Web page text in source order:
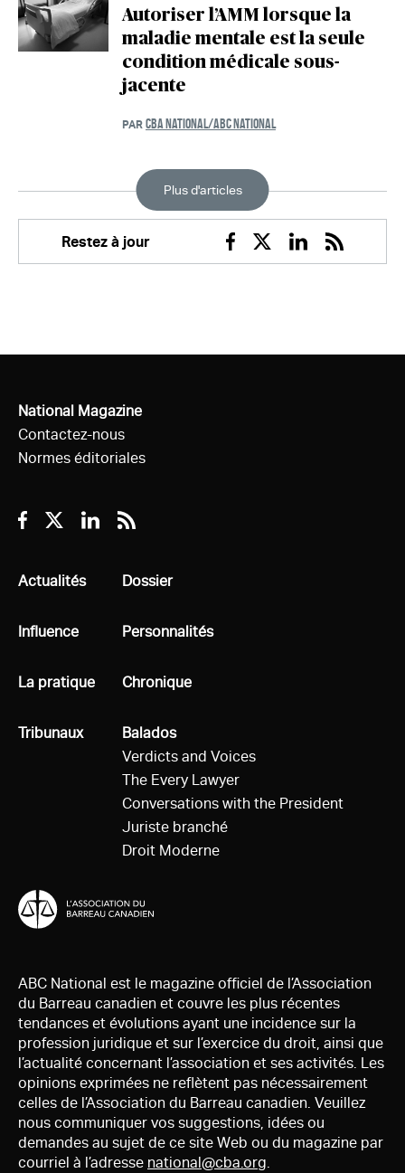
Autoriser l’AMM lorsque la
maladie mentale est la seule
condition médicale sous-
jacente
PAR CBA NATIONAL/ABC NATIONAL
Plus d'articles
Restez à jour
Facebook
TwitterLinkedin
RSS
National Magazine
Contactez-nous
Normes éditoriales
Facebook
TwitterLinkedin
RSS
Tous
Actualités
Tous
Influence
Tous
La pratique
Tous
Tribunaux
Tous
Dossier
Tous
Personnalités
Tous
Chronique
Tous
Balados
Verdicts and Voices
The Every Lawyer
Conversations with the President
Juriste branché
Droit Moderne
ABC National est le magazine officiel de l’Association
du Barreau canadien et couvre les plus récentes
tendances et évolutions ayant une incidence sur la
profession juridique et sur l’exercice du droit, ainsi que
l’actualité concernant l’association et ses activités. Les
opinions exprimées ne reflètent pas nécessairement
celles de l’Association du Barreau canadien. Veuillez
nous communiquer vos suggestions, idées ou
demandes au sujet de ce site Web ou du magazine par
courriel à l’adresse national@cba.org.